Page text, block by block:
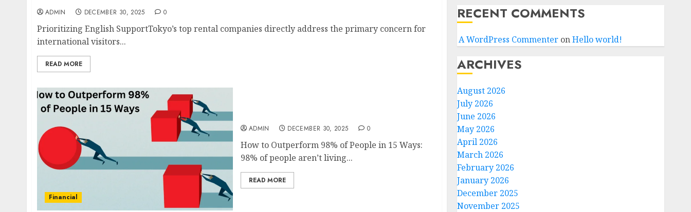
ADMIN DECEMBER 30, 2025 0
Prioritizing English SupportTokyo’s top rental companies directly address the primary concern for
international visitors...
READ MORE
Financial
ADMIN DECEMBER 30, 2025 0
How to Outperform 98% of People in 15 Ways:
98% of people aren’t living...
READ MORE
RECENT COMMENTS
A WordPress CommenteronHello world!
ARCHIVES
August 2026
July 2026
June 2026
May 2026
April 2026
March 2026
February 2026
January 2026
December 2025
November 2025